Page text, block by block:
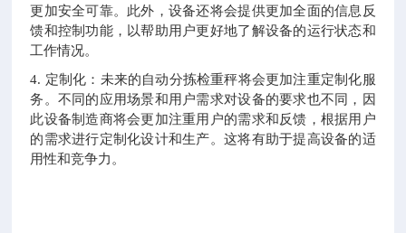
更加安全可靠。此外，设备还将会提供更加全面的信息反
馈和控制功能，以帮助用户更好地了解设备的运行状态和
工作情况。
4. 定制化：未来的自动分拣检重秤将会更加注重定制化服
务。不同的应用场景和用户需求对设备的要求也不同，因
此设备制造商将会更加注重用户的需求和反馈，根据用户
的需求进行定制化设计和生产。这将有助于提高设备的适
用性和竞争力。